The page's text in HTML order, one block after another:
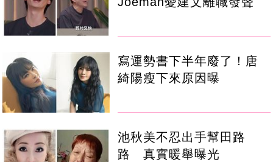
寫運勢書下半年廢了！唐
綺陽瘦下來原因曝
池秋美不忍出手幫田路
路 真實暖舉曝光